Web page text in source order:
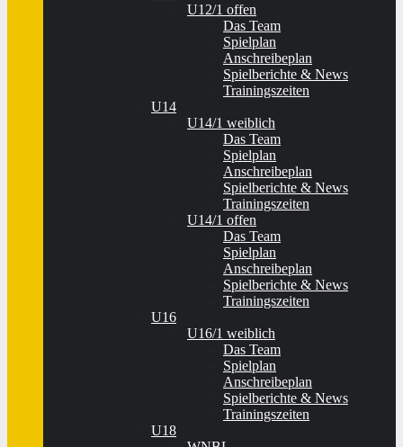
U12/1 offen
Das Team
Spielplan
Anschreibeplan
Spielberichte & News
Trainingszeiten
U14
U14/1 weiblich
Das Team
Spielplan
Anschreibeplan
Spielberichte & News
Trainingszeiten
U14/1 offen
Das Team
Spielplan
Anschreibeplan
Spielberichte & News
Trainingszeiten
U16
U16/1 weiblich
Das Team
Spielplan
Anschreibeplan
Spielberichte & News
Trainingszeiten
U18